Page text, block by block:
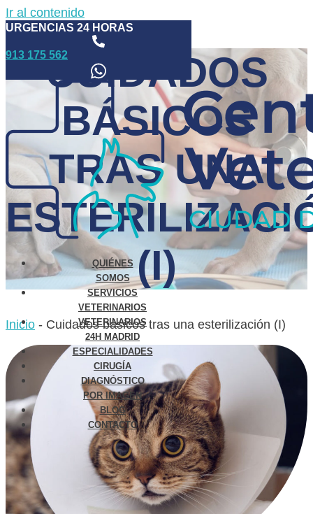
Ir al contenido
URGENCIAS 24 HORAS
913 175 562
QUIÉNES
SOMOS
SERVICIOS
VETERINARIOS
VETERINARIOS
24H MADRID
ESPECIALIDADES
CIRUGÍA
DIAGNÓSTICO
POR IMAGEN
BLOG
CONTACTO
CUIDADOS
BÁSICOS
TRAS UNA
(I)
Inicio - Cuidados básicos tras una esterilización (I)